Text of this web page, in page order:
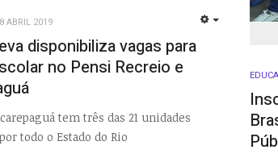
ABRIL 2019
disponibiliza vagas para
no Pensi Recreio e
tem três das 21 unidades
todo o Estado do Rio